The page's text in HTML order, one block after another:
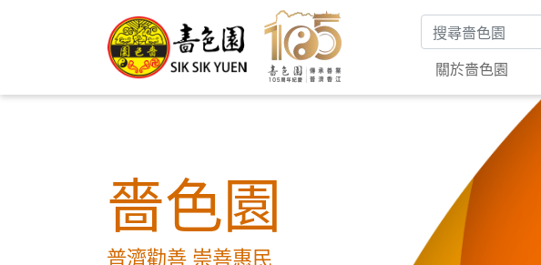
搜尋關鍵字
關於嗇色園
嗇色園
普濟勸善 崇善惠民